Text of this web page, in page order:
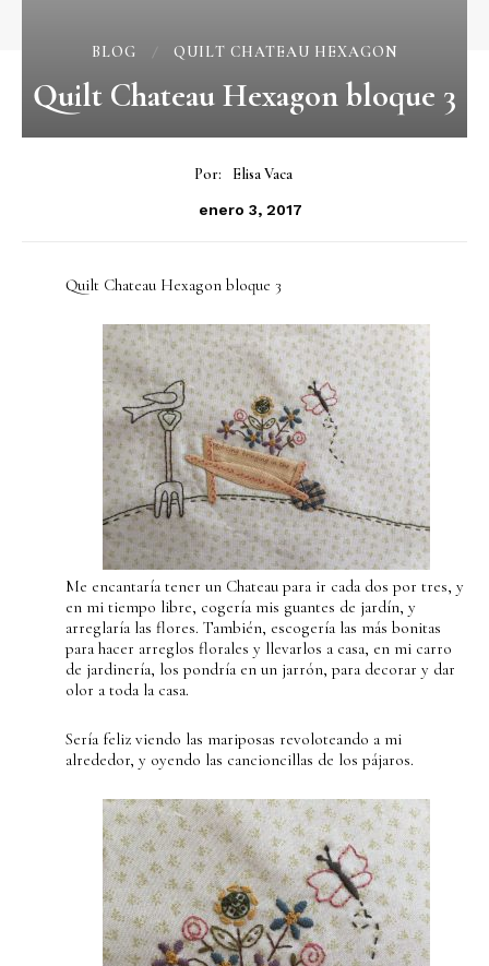
BLOG QUILT CHATEAU HEXAGON
Quilt Chateau Hexagon bloque 3
Por: Elisa Vaca
enero 3, 2017
Quilt Chateau Hexagon bloque 3
Me encantaría tener un Chateau para ir cada dos por tres, y
en mi tiempo libre, cogería mis guantes de jardín, y
arreglaría las flores. También, escogería las más bonitas
para hacer arreglos florales y llevarlos a casa, en mi carro
de jardinería, los pondría en un jarrón, para decorar y dar
olor a toda la casa.
Sería feliz viendo las mariposas revoloteando a mi
alrededor, y oyendo las cancioncillas de los pájaros.